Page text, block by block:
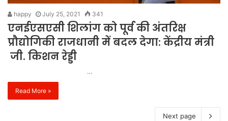
happy July 25, 2021 341
एनईएसएसी शिलांग को पूर्व की अंतरिक्ष
प्रौद्योगिकी राजधानी में बदल देगा: केंद्रीय मंत्री
जी. किशन रेड्डी
…
Read More »
Next page